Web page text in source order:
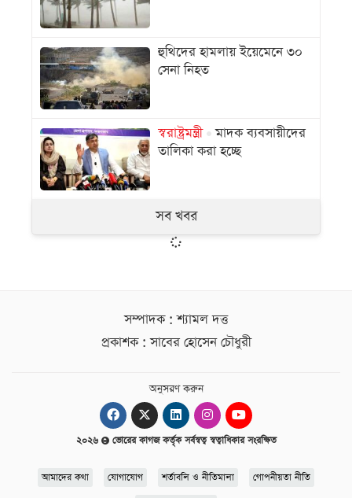
হুথিদের হামলায় ইয়েমেনে ৩০
সেনা নিহত
স্বরাষ্ট্রমন্ত্রী
মাদক ব্যবসায়ীদের
তালিকা করা হচ্ছে
সব খবর
সম্পাদক : শ্যামল দত্ত
প্রকাশক : সাবের হোসেন চৌধুরী
অনুসরণ করুন
২০২৬ ভোরের কাগজ কর্তৃক সর্বস্বত্ব স্বত্বাধিকার সংরক্ষিত
আমাদের কথা যোগাযোগ শর্তাবলি ও নীতিমালা গোপনীয়তা নীতি